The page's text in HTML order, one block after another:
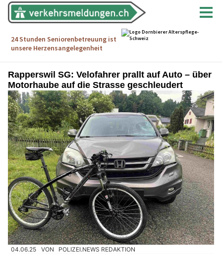
Rapperswil SG: Velofahrer prallt auf Auto – über
Motorhaube auf die Strasse geschleudert
04.06.25 VON POLIZEI.NEWS REDAKTION